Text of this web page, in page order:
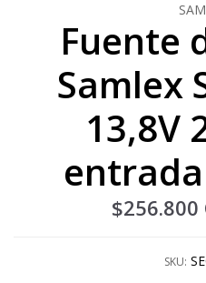
Fuente
Samlex
13,8V
entrada
$256.800
SKU: